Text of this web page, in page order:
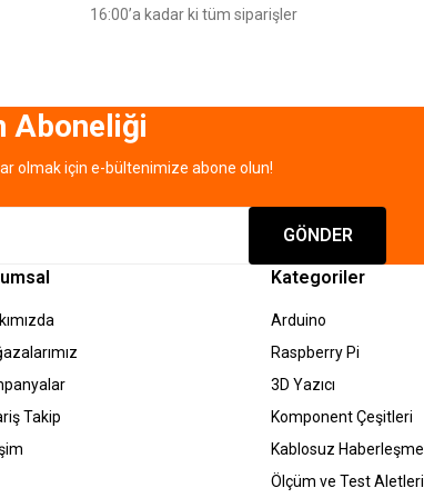
16:00’a kadar ki tüm siparişler
Aboneliği
olmak için e-bültenimize abone olun!
GÖNDER
Takip
Kategoriler
Arduino
Raspberry Pi
3D Yazıcı
Komponent Çeşitleri
Kablosuz Haberleşme
Ölçüm ve Test Aletleri